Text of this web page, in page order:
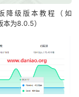
降级版本教程（如
为8.0.5）